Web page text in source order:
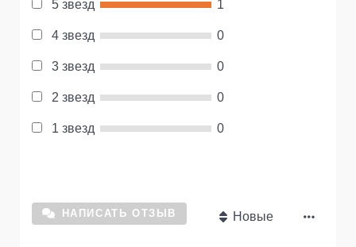
5 звезд 1
4 звезд 0
3 звезд 0
2 звезд 0
1 звезд 0
НАПИСАТЬ ОТЗЫВ Новые